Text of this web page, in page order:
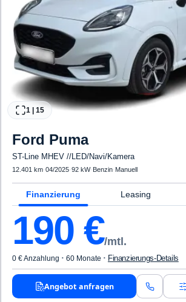
1 15
Ford Puma
ST-Line MHEV //LED/Navi/Kamera
12.401 km·04/2025·92 kW· Benzin· Manuell
Finanzierung Leasing
190 €/mtl.
0 € Anzahlung · 60 Monate · Finanzierungs-Details
Angebot anfragen